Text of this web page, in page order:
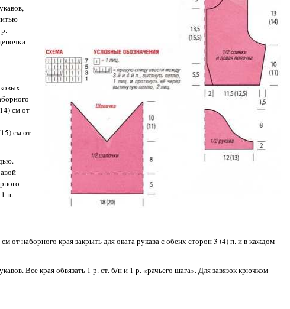
см от
см от
п.
от наборного края закрыть для оката рукава с обеих сторон 3 (4) п. и в каждом
Все края обвязать 1 р. ст. б/н и 1 р. «рачьего шага». Для завязок крючком